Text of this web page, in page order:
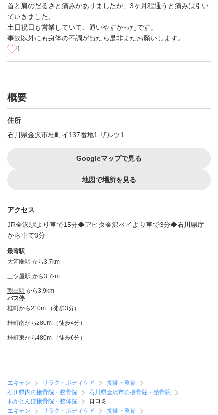
首と肩のだるさと痛みがありましたが、3ヶ月程通うと痛みは引い
ていきました。
土日祝日も営業していて、通いやすかったです。
事故以外にも身体の不調が出たら是非またお願いします。
1
概要
住所
石川県金沢市桂町イ137番地1 ザルツ1
Googleマップで見る
地図で場所を見る
アクセス
JR金沢駅より車で15分◆アピタ金沢ベイより車で3分◆石川県庁
から車で3分
最寄駅
大河端駅 から3.7km
三ツ屋駅 から3.7km
割出駅 から3.9km
バス停
桂町から210m （徒歩3分）
桂町南から280m （徒歩4分）
桂町東から480m （徒歩6分）
エキテン リラク・ボディケア
接骨・整骨
石川県内の接骨院・整骨院
石川県金沢市の接骨院・整骨院
あかとんぼ接骨院・整体院
口コミ
エキテン
リラク・ボディケア
接骨・整骨